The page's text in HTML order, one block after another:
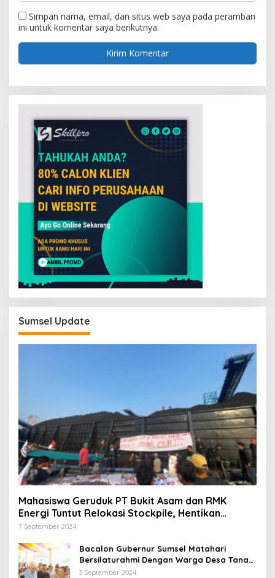
Simpan nama, email, dan situs web saya pada peramban
ini untuk komentar saya berikutnya.
Sumsel Update
Mahasiswa Geruduk PT Bukit Asam dan RMK
Energi Tuntut Relokasi Stockpile, Hentikan
Pembangunan Dermaga yang Rusak Kesehatan
7 September 2024
Bacalon Gubernur Sumsel Matahari
Bersilaturahmi Dengan Warga Desa Tanah
Abang Utara ini Visi dan Misinya
3 September 2024